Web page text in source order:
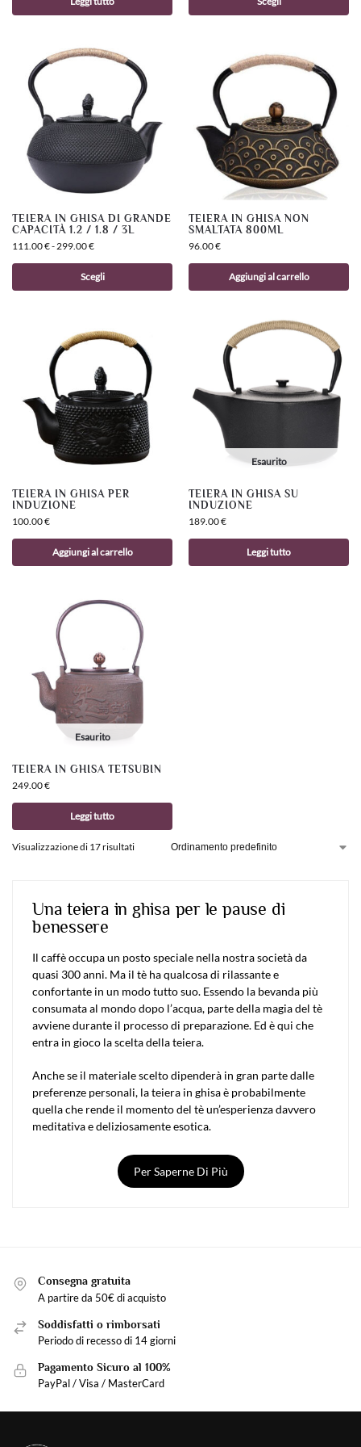
TEIERA IN GHISA DI GRANDE
CAPACITÀ 1.2 / 1.8 / 3L
111.00€-299.00€
Scegli
TEIERA IN GHISA NON
SMALTATA 800ML
96.00€
Aggiungi al carrello
TEIERA IN GHISA PER
INDUZIONE
100.00€
Aggiungi al carrello
Esaurito
TEIERA IN GHISA SU
INDUZIONE
189.00€
Leggi tutto
Esaurito
TEIERA IN GHISA TETSUBIN
249.00€
Leggi tutto
Visualizzazione di 17 risultati
Una teiera in ghisa per le pause di
benessere
Il caffè occupa un posto speciale nella nostra società da
quasi 300 anni. Ma il tè ha qualcosa di rilassante e
confortante in un modo tutto suo. Essendo la bevanda più
consumata al mondo dopo l’acqua, parte della magia del tè
avviene durante il processo di preparazione. Ed è qui che
entra in gioco la scelta della teiera.
Anche se il materiale scelto dipenderà in gran parte dalle
preferenze personali, la teiera in ghisa è probabilmente
quella che rende il momento del tè un’esperienza davvero
meditativa e deliziosamente esotica.
I più famosi, noti come tetsubin, provengono direttamente
dal Giappone, dove sono diventati parte integrante della
cerimonia del tè giapponese a partire dal XVII secolo.
scegliere quello che meglio combina praticità, calore e
fragranza, per rituali di benessere impareggiabili!
Le caratteristiche principali di una
teiera in ghisa
Pesante perché molto compatta, la teiera in ghisa è
Per Saperne Di Più
Consegna gratuita
A partire da 50€ di acquisto
Soddisfatti o rimborsati
Periodo di recesso di 14 giorni
Pagamento Sicuro al 100%
PayPal / Visa / MasterCard